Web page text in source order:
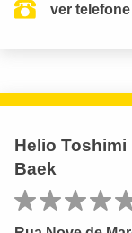
ver telefone
Helio Toshimi
Baek